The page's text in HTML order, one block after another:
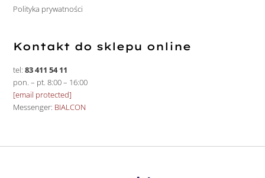
Polityka prywatności
Kontakt do sklepu online
tel: 83 411 54 11
pon. – pt. 8:00 – 16:00
[email protected]
Messenger: BIALCON